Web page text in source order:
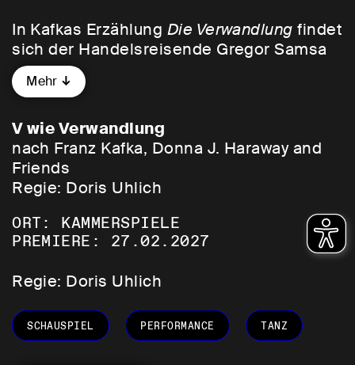
In Kafkas Erzählung Die Verwandlung findet
sich der Handelsreisende Gregor Samsa
eines Morgens zu einem „ungeheuren
Ungeziefer“ verwandelt. Sein Rücken ist
Beinchen sind ununterbrochen in
Bewegung und seine Stimme ist zu einer
piepsigen, unverständlichen Tierstimme
geworden. Statt seinen beruflichen und
nachzukommen, ist er vollkommen
unproduktiv. Das Zimmer, in dem er
Höhle, in der er haust, dann zum
Gefängnis, das er nicht mehr verlassen
darf, und schließlich zum Grab.
Mehr
V wie Verwandlung
nach Franz Kafka, Donna J. Haraway and
Friends
Regie: Doris Uhlich
ORT: KAMMERSPIELE
PREMIERE: 27.02.2027
Regie: Doris Uhlich
SCHAUSPIEL PERFORMANCE TANZ